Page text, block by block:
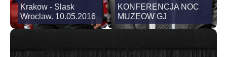
Krakow - Slask
Wroclaw. 10.05.2016
KONFERENCJA NOC
MUZEOW GJ